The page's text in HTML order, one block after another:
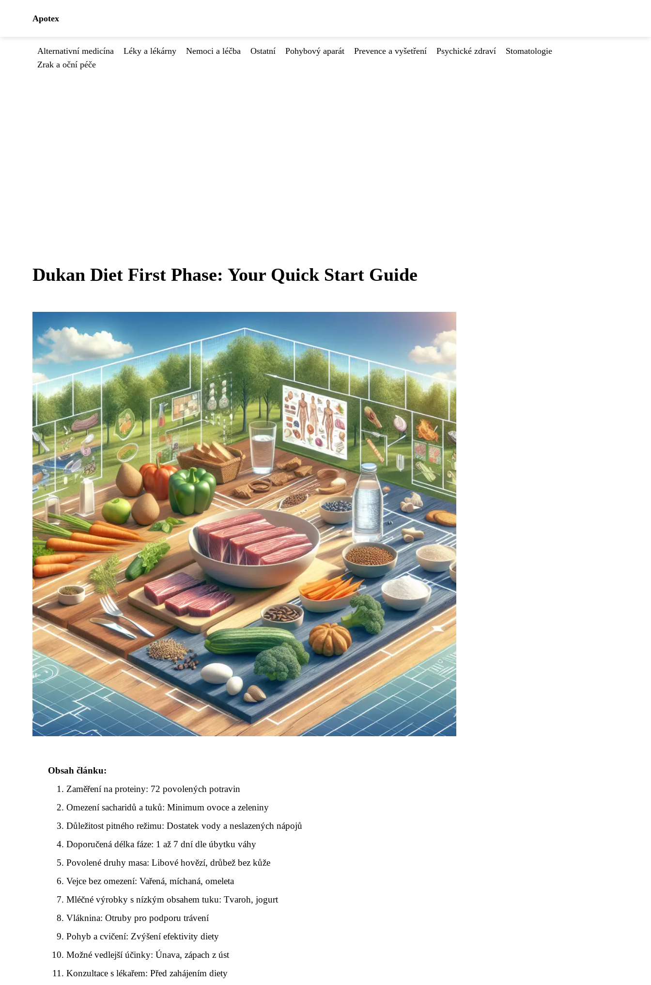
Apotex
Alternativní medicína Léky a lékárny Nemoci a léčba Ostatní Pohybový aparát Prevence a vyšetření Psychické zdraví
Stomatologie
Zrak a oční péče
Dukan Diet First Phase: Your Quick Start Guide
Obsah článku:
Zaměření na proteiny: 72 povolených potravin
Omezení sacharidů a tuků: Minimum ovoce a zeleniny
Důležitost pitného režimu: Dostatek vody a neslazených nápojů
Doporučená délka fáze: 1 až 7 dní dle úbytku váhy
Povolené druhy masa: Libové hovězí, drůbež bez kůže
Vejce bez omezení: Vařená, míchaná, omeleta
Mléčné výrobky s nízkým obsahem tuku: Tvaroh, jogurt
Vláknina: Otruby pro podporu trávení
Pohyb a cvičení: Zvýšení efektivity diety
Možné vedlejší účinky: Únava, zápach z úst
Konzultace s lékařem: Před zahájením diety